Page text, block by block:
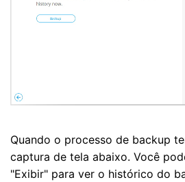
Quando o processo de backup
captura de tela abaixo. Você
"Exibir" para ver o histórico do